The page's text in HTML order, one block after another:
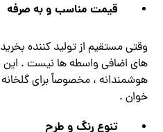
قیمت مناسب و به صرفه
وقتی مستقیم از تولید کننده
های اضافی واسطه‌ ها نیست . این
هوشمندانه ، مخصوصاً برای
خوان .
تنوع رنگ و طرح